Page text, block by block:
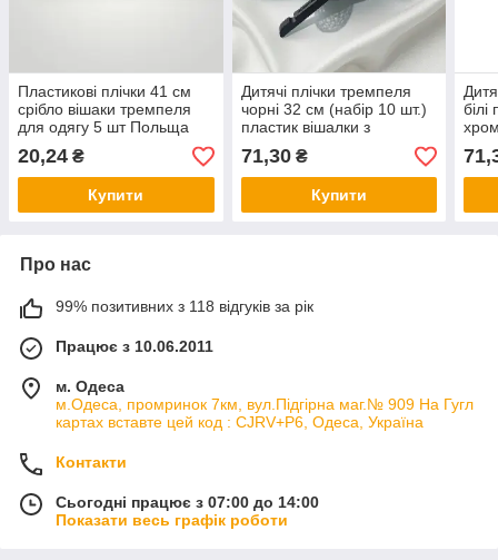
Пластикові плічки 41 см
срібло вішаки тремпеля
для одягу 5 шт Польща
20,24 ₴
Купити
Дитячі плічки тремпеля
чорні 32 см (набір 10 шт.)
пластик вішалки з
хромованим гачком для
дитячого одягу в будинок і
для торгівлі
71,30₴
Купити
білі
10
Про нас
99% позитивних з 118 відгуків за рік
Працює з 10.06.2011
м. Одеса
м.Одеса, промринок 7км, вул.Підгірна маг.№ 909 На Гугл
картах вставте цей код : CJRV+P6, Одеса, Україна
Контакти
Сьогодні працює з 07:00 до 14:00
Показати весь графік роботи